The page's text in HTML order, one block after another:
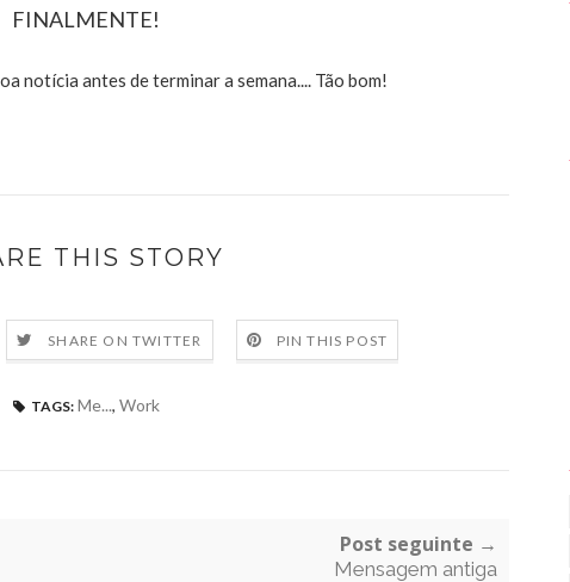
FINALMENTE!
notícia antes de terminar a semana.... Tão bom!
THIS STORY
SHARE ON TWITTER PIN THIS POST
TAGS: Me..., Work
Post seguinte →
Mensagem antiga